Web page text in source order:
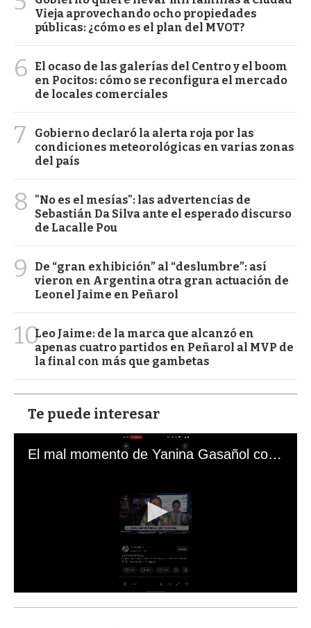
Vieja aprovechando ocho propiedades
públicas: ¿cómo es el plan del MVOT?
6
El ocaso de las galerías del Centro y el boom
en Pocitos: cómo se reconfigura el mercado
de locales comerciales
7
Gobierno declaró la alerta roja por las
condiciones meteorológicas en varias zonas
del país
8
"No es el mesías": las advertencias de
Sebastián Da Silva ante el esperado discurso
de Lacalle Pou
9
De “gran exhibición” al “deslumbre”: así
vieron en Argentina otra gran actuación de
Leonel Jaime en Peñarol
10Leo Jaime: de la marca que alcanzó en
apenas cuatro partidos en Peñarol al MVP de
la final con más que gambetas
Te puede interesar
El mal momento de Yanina Gasañol con un hincha argentino en "Subrayado"
s